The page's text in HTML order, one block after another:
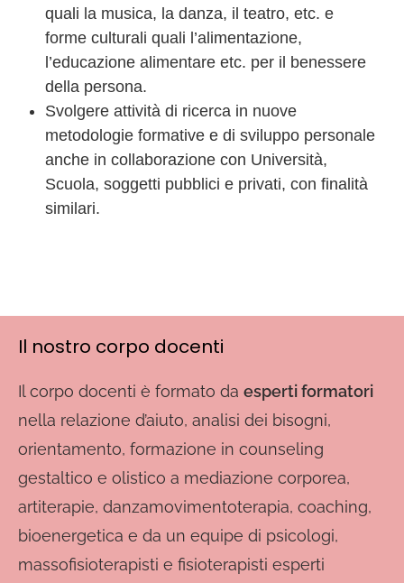
quali la musica, la danza, il teatro, etc. e
forme culturali quali l’alimentazione,
l’educazione alimentare etc. per il benessere
della persona.
Svolgere attività di ricerca in nuove
metodologie formative e di sviluppo personale
anche in collaborazione con Università,
Scuola, soggetti pubblici e privati, con finalità
similari.
Il nostro corpo docenti
Il corpo docenti è formato da esperti formatori
nella relazione d’aiuto, analisi dei bisogni,
orientamento, formazione in counseling
gestaltico e olistico a mediazione corporea,
artiterapie, danzamovimentoterapia, coaching,
bioenergetica e da un equipe di psicologi,
massofisioterapisti e fisioterapisti esperti